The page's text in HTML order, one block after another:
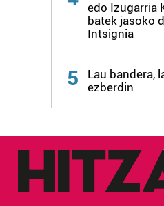
Webgune honek cookie
fitxategiak erabiltzen ditu.
baliatzen gara. Ohar hau
erabiltzeko baimen esplizitua
irakurri
edo Izugarria
batek jasoko
Intsignia
5
Lau bandera,
ezberdin